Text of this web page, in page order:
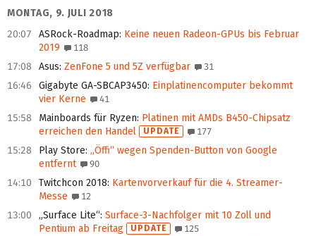
MONTAG, 9. JULI 2018
20:07
ASRock-Roadmap: Keine neuen Radeon-GPUs bis Februar
2019
118
17:08 Asus: ZenFone 5 und 5Z verfügbar 31
16:46 Gigabyte GA-SBCAP3450: Einplatinencomputer bekommt
vier Kerne
41
15:58 Mainboards für Ryzen: Platinen mit AMDs B450-Chipsatz
erreichen den Handel
UPDATE 177
15:28 Play Store: „Öffi“ wegen Spenden-Button von Google
entfernt
90
14:10 Twitchcon 2018: Kartenvorverkauf für die 4. Streamer-
Messe
12
13:00 „Surface Lite“: Surface-3-Nachfolger mit 10 Zoll und
Pentium ab Freitag
UPDATE 125